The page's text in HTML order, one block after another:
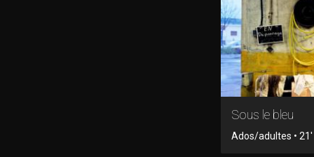
Sous le bleu
Ados/adultes • 21'